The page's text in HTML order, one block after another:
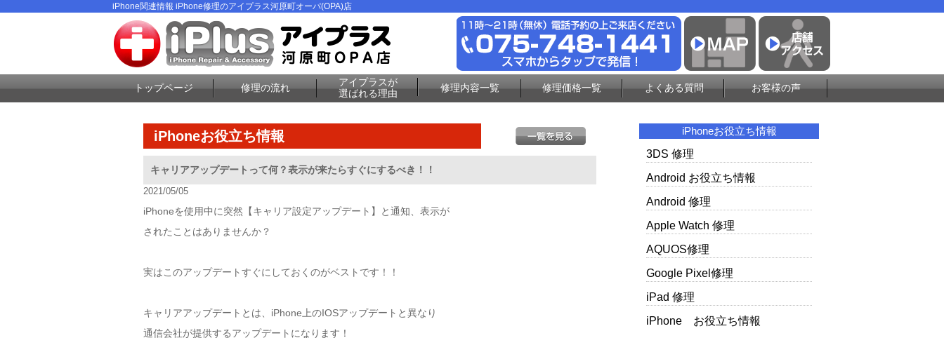
iPhone関連情報 iPhone修理のアイプラス河原町オーパ(OPA)店
トップページ 修理の流れ
アイプラスが
選ばれる理由
修理内容一覧 修理価格一覧 よくある質問 お客様の声
iPhoneお役立ち情報
キャリアアップデートって何？表示が来たらすぐにするべき！！
2021/05/05
iPhoneを使用中に突然【キャリア設定アップデート】と通知、表示が
されたことはありませんか？
実はこのアップデートすぐにしておくのがベストです！！
キャリアアップデートとは、iPhone上のIOSアップデートと異なり
通信会社が提供するアップデートになります！
iPhoneお役立ち情報
3DS 修理
Android お役立ち情報
Android 修理
Apple Watch 修理
AQUOS修理
Google Pixel修理
iPad 修理
iPhone お役立ち情報